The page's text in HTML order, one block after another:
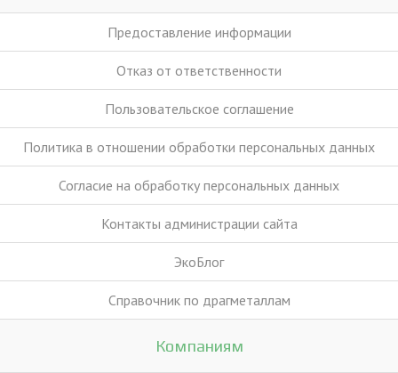
Предоставление информации
Отказ от ответственности
Пользовательское соглашение
Политика в отношении обработки персональных данных
Согласие на обработку персональных данных
Контакты администрации сайта
ЭкоБлог
Справочник по драгметаллам
Компаниям